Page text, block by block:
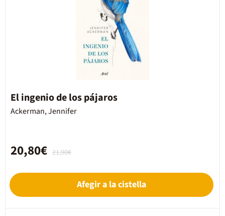
El ingenio de los pájaros
Ackerman, Jennifer
21,90€
20,80€
Afegir a la cistella